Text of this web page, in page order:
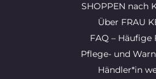
SHOPPEN nach
Über FRAU
FAQ – Häufige
Pflege- und
Händler*in